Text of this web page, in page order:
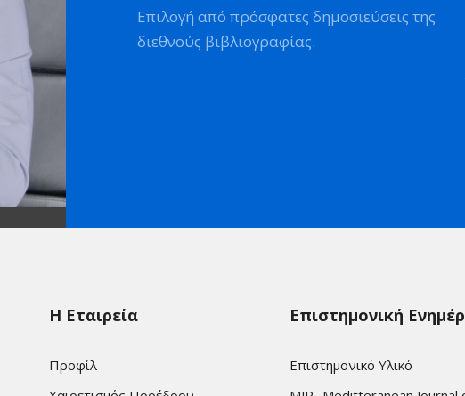
Επιλογή από πρόσφατες δημοσιεύσεις της
διεθνούς βιβλιογραφίας.
Η Εταιρεία
Προφίλ
Επιστημονική
Επιστημονικό Υλικό